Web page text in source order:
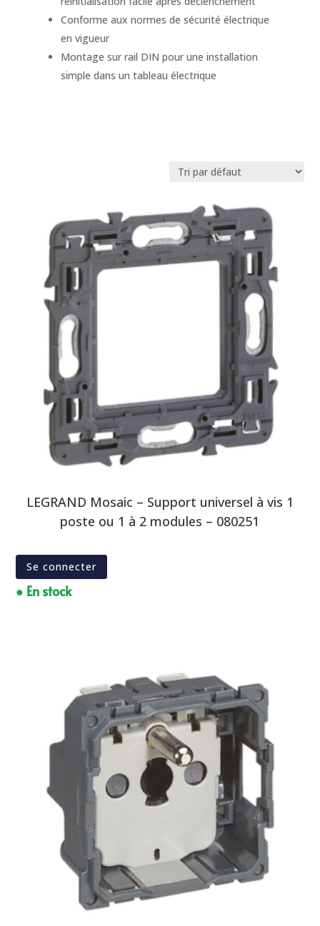
Conforme aux normes de sécurité électrique
en vigueur
Montage sur rail DIN pour une installation
simple dans un tableau électrique
LEGRAND Mosaic – Support universel à vis 1
poste ou 1 à 2 modules – 080251
Se connecter
● En stock